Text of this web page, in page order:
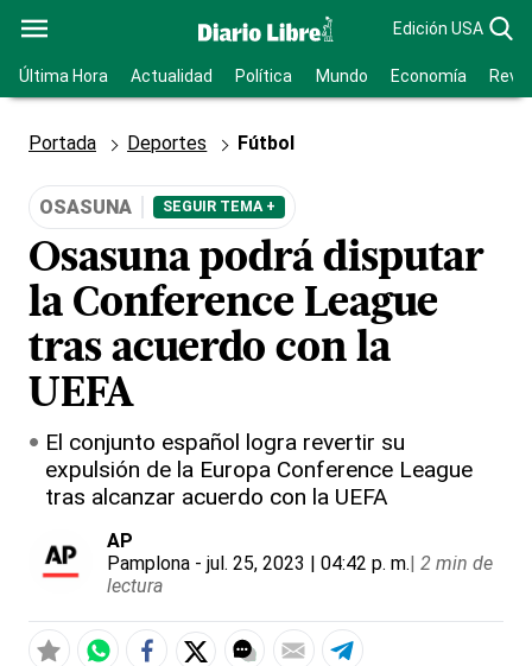
Edición USA
Última Hora Actualidad Política Mundo Economía
Portada Deportes Fútbol
OSASUNA SEGUIR TEMA +
Osasuna podrá disputar
la Conference League
tras acuerdo con la
UEFA
El conjunto español logra revertir su
expulsión de la Europa Conference League
tras alcanzar acuerdo con la UEFA
AP
Pamplona - jul. 25, 2023 | 04:42 p. m.| 2 min de
lectura